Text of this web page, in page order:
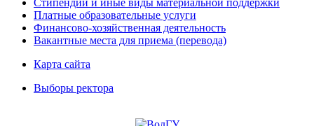
Платные образовательные услуги
Финансово-хозяйственная деятельность
Вакантные места для приема (перевода)
Карта сайта
Выборы ректора